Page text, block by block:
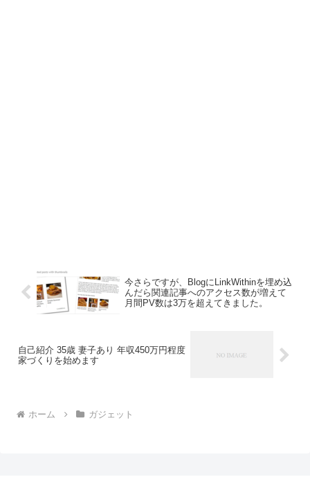
今さらですが、BlogにLinkWithinを埋め込
んだら関連記事へのアクセス数が増えて
月間PV数は3万を超えてきました。
自己紹介 35歳 妻子あり 年収450万円程度
家づくりを始めます
ホーム ガジェット